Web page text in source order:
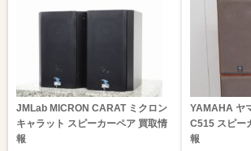
JMLab MICRON CARAT ミクロン
キャラット スピーカーペア 買取情
報
YAMAHA ヤ
C515 スピー
報